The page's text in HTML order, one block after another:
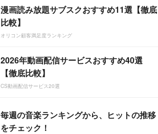
漫画読み放題サブスクおすすめ11選【徹底
比較】
オリコン顧客満足度ランキング
2026年動画配信サービスおすすめ40選
【徹底比較】
CS動画配信サービス20選
毎週の音楽ランキングから、ヒットの推移
をチェック！